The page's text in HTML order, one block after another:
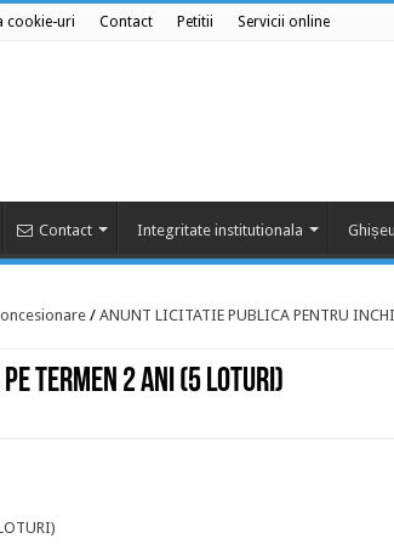
cookie-uri Contact Petitii Servicii online
Contact Integritate institutionala
/ ANUNT LICITATIE PUBLICA PENTRU
TERMEN 2 ANI (5 LOTURI)